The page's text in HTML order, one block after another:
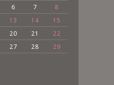
6 7
8
13 14
15
20 21
22
27 28
29